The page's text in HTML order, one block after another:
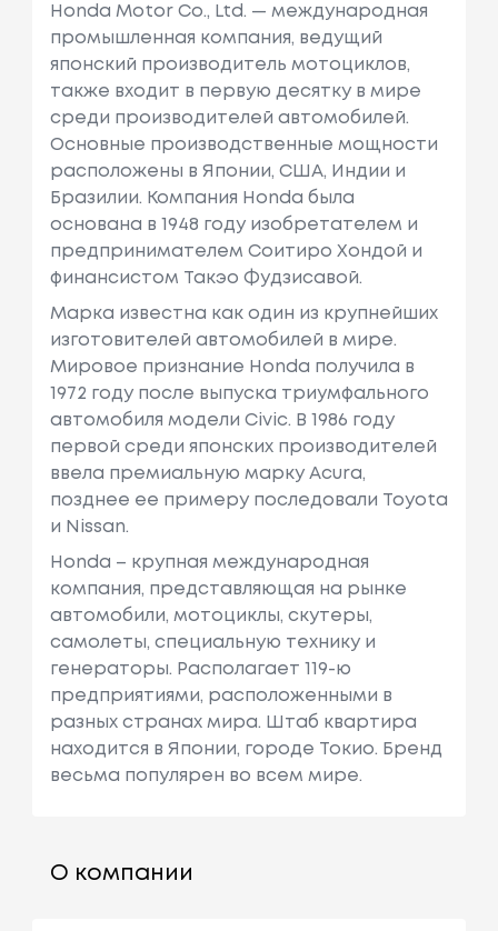
Honda Motor Co., Ltd. — международная
промышленная компания, ведущий
японский производитель мотоциклов,
также входит в первую десятку в мире
среди производителей автомобилей.
Основные производственные мощности
расположены в Японии, США, Индии и
Бразилии. Компания Honda была
основана в 1948 году изобретателем и
предпринимателем Соитиро Хондой и
финансистом Такэо Фудзисавой.
Марка известна как один из крупнейших
изготовителей автомобилей в мире.
Мировое признание Honda получила в
1972 году после выпуска триумфального
автомобиля модели Civic. В 1986 году
первой среди японских производителей
ввела премиальную марку Acura,
позднее ее примеру последовали Toyota
и Nissan.
Honda – крупная международная
компания, представляющая на рынке
автомобили, мотоциклы, скутеры,
самолеты, специальную технику и
генераторы. Располагает 119-ю
предприятиями, расположенными в
разных странах мира. Штаб квартира
находится в Японии, городе Токио. Бренд
весьма популярен во всем мире.
О компании